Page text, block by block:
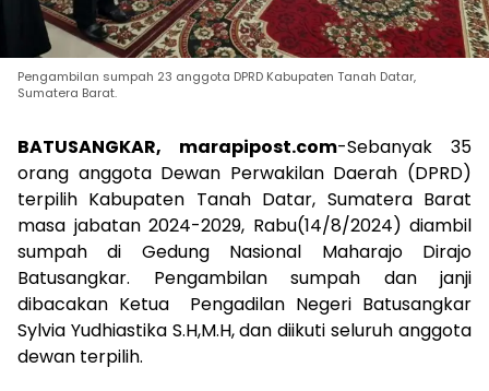
Pengambilan sumpah 23 anggota DPRD Kabupaten Tanah Datar,
Sumatera Barat.
BATUSANGKAR, marapipost.com-Sebanyak 35
orang anggota Dewan Perwakilan Daerah (DPRD)
terpilih Kabupaten Tanah Datar, Sumatera Barat
masa jabatan 2024-2029, Rabu(14/8/2024) diambil
sumpah di Gedung Nasional Maharajo Dirajo
Batusangkar. Pengambilan sumpah dan janji
dibacakan Ketua Pengadilan Negeri Batusangkar
Sylvia Yudhiastika S.H,M.H, dan diikuti seluruh anggota
dewan terpilih.